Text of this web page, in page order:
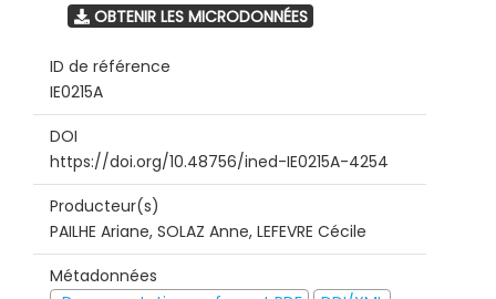
OBTENIR LES MICRODONNÉES
ID de référence
IE0215A
DOI
https://doi.org/10.48756/ined-IE0215A-4254
Producteur(s)
PAILHE Ariane, SOLAZ Anne, LEFEVRE Cécile
Métadonnées